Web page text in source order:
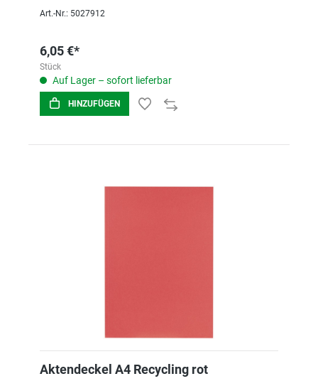
Art.-Nr.: 5027912
6,05 €*
Stück
Auf Lager – sofort lieferbar
HINZUFÜGEN
Aktendeckel A4 Recycling rot